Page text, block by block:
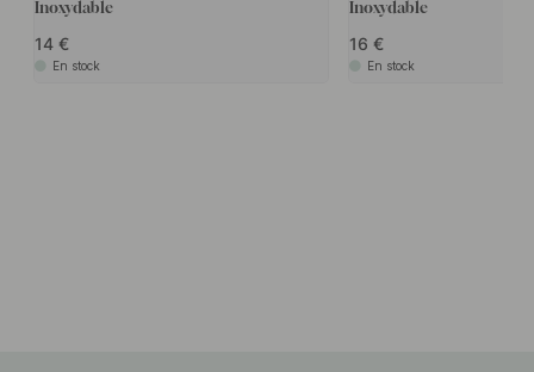
Inoxydable
14
En stock
Inoxydable
16
En stock